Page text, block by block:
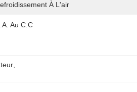
À L'air
Au C.C